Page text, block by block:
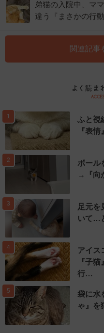
弟猫の入院中、マ
違う『まさかの行
関連記事
1
ふと視
『表
2
ボール
→『向
3
足元を
いて…
4
アイス
『子
行…
5
袋に水
ゃ』